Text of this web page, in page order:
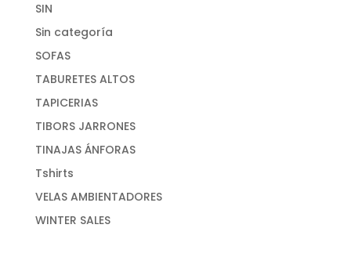
SIN
Sin categoría
SOFAS
TABURETES ALTOS
TAPICERIAS
TIBORS JARRONES
TINAJAS ÁNFORAS
Tshirts
VELAS AMBIENTADORES
WINTER SALES